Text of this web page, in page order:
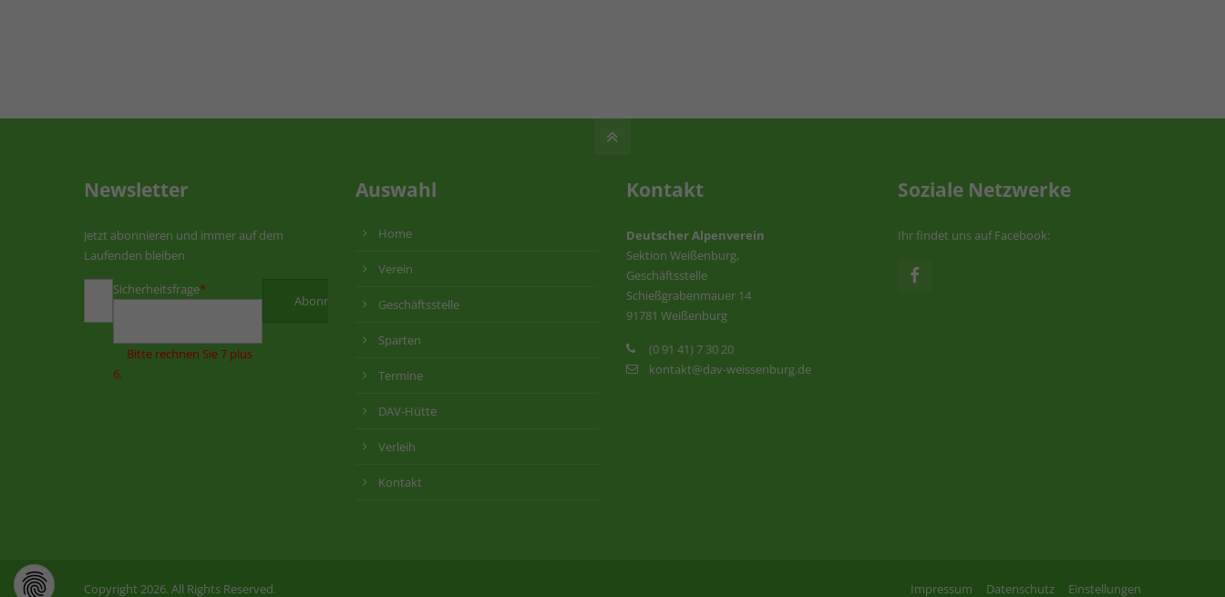
Newsletter
Jetzt abonnieren und immer auf dem
Laufenden bleiben
Sicherheitsfrage*
Bitte rechnen Sie 7 plus
6.
Auswahl
Home
Verein
Geschäftsstelle
Sparten
Termine
DAV-Hütte
Verleih
Kontakt
Kontakt
Deutscher Alpenverein
Sektion Weißenburg,
Geschäftsstelle
Schießgrabenmauer 14
91781 Weißenburg
(0 91 41) 7 30 20
kontakt@dav-weissenburg.de
Soziale Netzwerke
Ihr findet uns auf Facebook:
Copyright 2026. All Rights Reserved. Impressum Datenschutz Einstellungen